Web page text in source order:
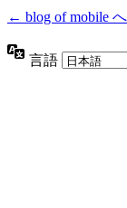
← blog of mobile
言語